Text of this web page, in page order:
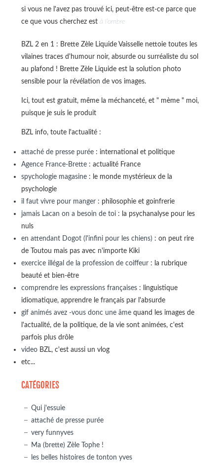
si vous ne l'avez pas trouvé ici, peut-être est-ce parce que
ce que vous cherchez est à l'ombre
BZL 2 en 1 : Brette Zèle Liquide Vaisselle nettoie toutes les
vilaines traces d'humour noir, absurde ou surréaliste du sol
au plafond ! Brette Zèle Liquide est la solution photo
sensible pour la révélation de vos images.
Ici, tout est gratuit, même la méchanceté, et " mème " moi,
puisque je suis le produit
BZL info, toute l'actualité :
attaché de presse purée: international et politique
Agence France-Brette: actualité France
spychologie magasine: le monde mystérieux de la
psychologie
il faut vivre pour manger: philosophie et goinfrerie
jamais Lacan on a besoin de toi: la psychanalyse pour les
nuls
en attendant Dogot (l'infini pour les chiens): on peut rire
de Toutou mais pas avec n'importe Kiki
exercice illégal de la profession de coiffeur: la rubrique
beauté et bien-être
comprendre les expressions françaises: linguistique
idiomatique, apprendre le français par l'absurde
gif animés avez -vous donc une âmequand les images de
l'actualité, de la politique, de la vie sont animées, c'est
parfois plus drôle
videoBZL, c'est aussi un vlog
etc...
CATÉGORIES
Qui j'essuie
attaché de presse purée
very funnyves
Ma (brette) Zèle Tophe !
les belles histoires de tonton yves